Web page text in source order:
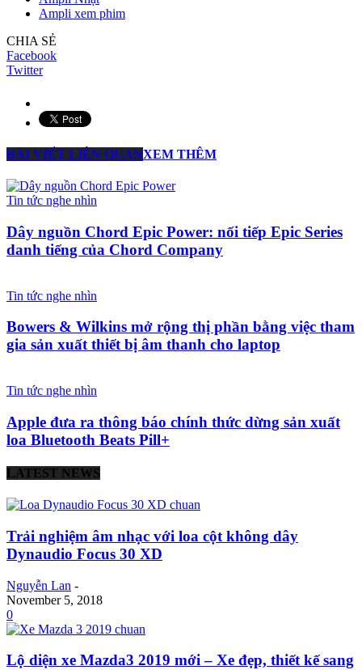
Ampli xem phim
CHIA SẺ
Facebook
Twitter
BÀI VIẾT LIÊN QUANXEM THÊM
Tin tức nghe nhìn
Dây nguồn Chord Epic Power: nối tiếp Epic Series
danh tiếng của Chord Company
Tin tức nghe nhìn
Bowers & Wilkins mở rộng thị phần bằng việc tham
gia sản xuất thiết bị âm thanh cho laptop
Tin tức nghe nhìn
Apple đưa ra thông báo chính thức dừng sản xuất
loa Bluetooth Beats Pill+
LATEST NEWS
Trải nghiệm âm nhạc với loa cột không dây
Dynaudio Focus 30 XD
Nguyễn Lan -
November 5, 2018
0
Lộ diện xe Mazda3 2019 mới – Xe đẹp, thiết kế sang